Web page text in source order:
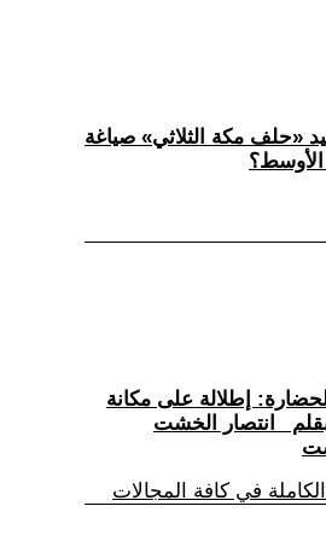
«حلف مكة الثلاثي» صياغة
إطلالة على مكانة
_انتصار الخشت
في كافة المجالات